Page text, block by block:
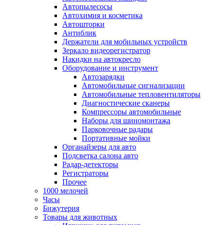
Автопылесосы
Автохимия и косметика
Автошторки
Антиблик
Держатели для мобильных устройств
Зеркало видеорегистратор
Накидки на автокресло
Оборудование и инструмент
Автозарядки
Автомобильные сигнализации
Автомобильные тепловентиляторы
Диагностические сканеры
Компрессоры автомобильные
Наборы для шиномонтажа
Парковочные радары
Портативные мойки
Органайзеры для авто
Подсветка салона авто
Радар-детекторы
Регистраторы
Прочее
1000 мелочей
Часы
Бижутерия
Товары для животных